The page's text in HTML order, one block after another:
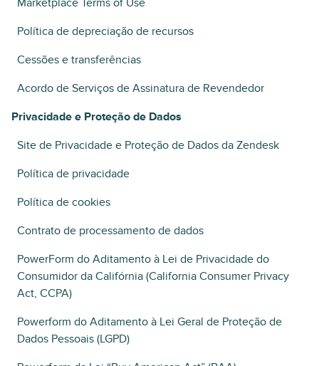
Marketplace Terms of Use
Política de depreciação de recursos
Cessões e transferências
Acordo de Serviços de Assinatura de Revendedor
Privacidade e Proteção de Dados
Site de Privacidade e Proteção de Dados da Zendesk
Política de privacidade
Política de cookies
Contrato de processamento de dados
PowerForm do Aditamento à Lei de Privacidade do
Consumidor da Califórnia (California Consumer Privacy
Act, CCPA)
Powerform do Aditamento à Lei Geral de Proteção de
Dados Pessoais (LGPD)